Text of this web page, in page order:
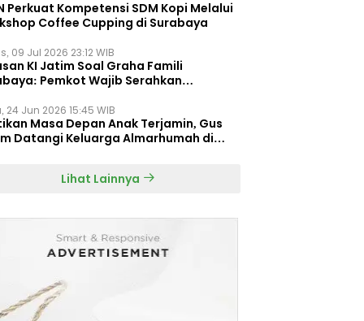
Perkuat Kompetensi SDM Kopi Melalui
Coffee Cupping di Surabaya
09 Jul 2026 23:12 WIB
KI Jatim Soal Graha Famili
Pemkot Wajib Serahkan
24 Jun 2026 15:45 WIB
Masa Depan Anak Terjamin, Gus
Datangi Keluarga Almarhumah di
Lihat Lainnya